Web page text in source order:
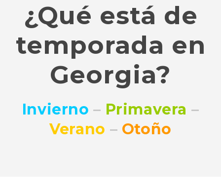
¿Qué está de
temporada en
Georgia?
Invierno – Primavera –
Verano – Otoño